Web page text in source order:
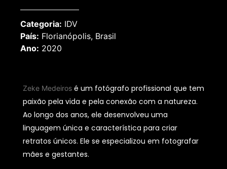
Categoria: IDV
País: Florianópolis, Brasil
Ano: 2020
Zeke Medeiros é um fotógrafo profissional que tem
paixão pela vida e pela conexão com a natureza.
Ao longo dos anos, ele desenvolveu uma
linguagem única e característica para criar
retratos únicos. Ele se especializou em fotografar
mães e gestantes.